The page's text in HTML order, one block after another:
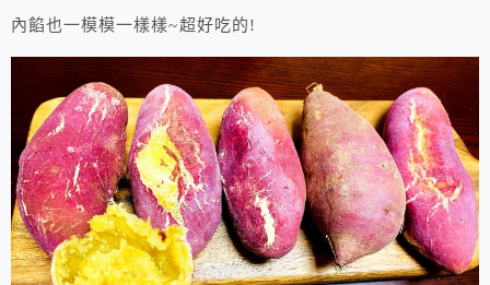
內餡也一模模一樣樣~超好吃的!